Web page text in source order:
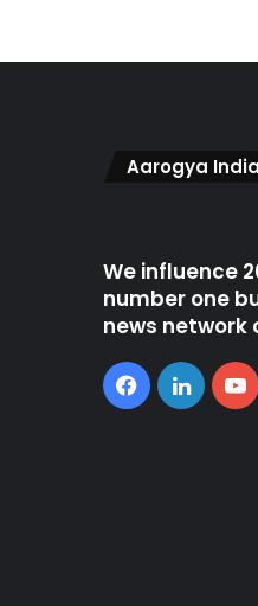
Aarogya
We influence
number one
news network
Facebook